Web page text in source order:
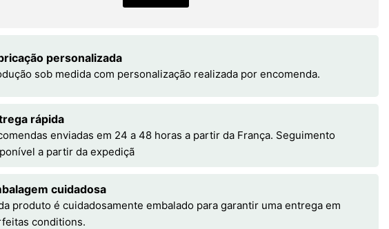
personalizada
sob medida com personalização realizada por encomenda.
rápida
enviadas em 24 a 48 horas a partir da França. Seguimento
a partir da expediçã
cuidadosa
produto é cuidadosamente embalado para garantir uma entrega em
conditions.